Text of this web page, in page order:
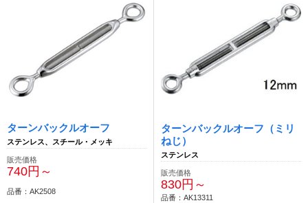
ターンバックルオーフ
ステンレス、スチール・メッキ
販売価格
740円～
品番：AK2508
ターンバックルオーフ（ミリ
ねじ）
ステンレス
販売価格
830円～
品番：AK13311